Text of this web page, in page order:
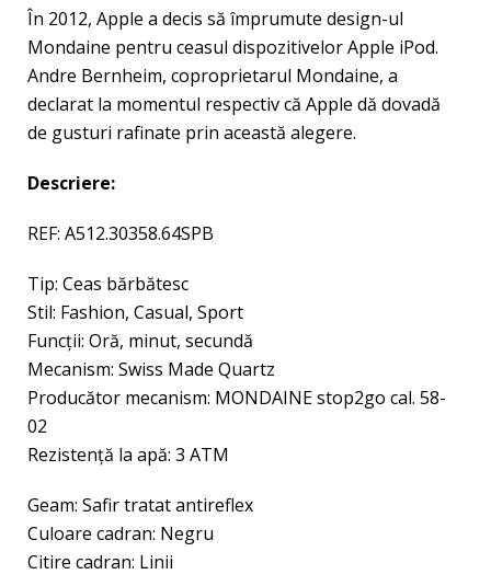
În 2012, Apple a decis să împrumute design-ul
Mondaine pentru ceasul dispozitivelor Apple iPod.
Andre Bernheim, coproprietarul Mondaine, a
declarat la momentul respectiv că Apple dă dovadă
de gusturi rafinate prin această alegere.
Descriere:
REF: A512.30358.64SPB
Tip: Ceas bărbătesc
Stil: Fashion, Casual, Sport
Funcții: Oră, minut, secundă
Mecanism: Swiss Made Quartz
Producător mecanism: MONDAINE stop2go cal. 58-
02
Rezistenţă la apă: 3 ATM
Geam: Safir tratat antireflex
Culoare cadran: Negru
Citire cadran: Linii